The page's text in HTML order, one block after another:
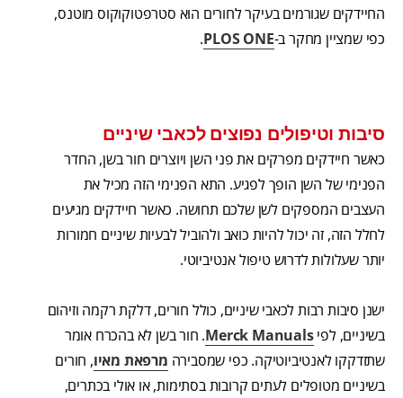
החיידקים שגורמים בעיקר לחורים הוא סטרפטוקוקוס מוטנס,
כפי שמציין מחקר ב-PLOS ONE
.
סיבות וטיפולים נפוצים לכאבי שיניים
כאשר חיידקים מפרקים את פני השן ויוצרים חור בשן, החדר
הפנימי של השן הופך לפגיע. התא הפנימי הזה מכיל את
העצבים המספקים לשן שלכם תחושה. כאשר חיידקים מגיעים
לחלל הזה, זה יכול להיות כואב ולהוביל לבעיות שיניים חמורות
יותר שעלולות לדרוש טיפול אנטיביוטי.
ישנן סיבות רבות לכאבי שיניים, כולל חורים, דלקת רקמה וזיהום
בשיניים, לפיMerck Manuals. חור בשן לא בהכרח אומר
שתזדקקו לאנטיביוטיקה. כפי שמסבירה מרפאת מאיו, חורים
בשיניים מטופלים לעתים קרובות בסתימות, או אולי בכתרים,